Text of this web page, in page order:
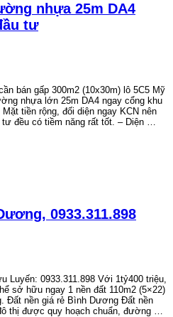
nhựa 25m DA4
tư
bán gấp 300m2 (10x30m) lô 5C5 Mỹ
nhựa lớn 25m DA4 ngay cổng khu
tiền rộng, đối diện ngay KCN nên
tư đều có tiềm năng rất tốt. – Diện …
0933.311.898
Luyến: 0933.311.898 Với 1tỷ400 triệu,
sở hữu ngay 1 nền đất 110m2 (5×22)
Đất nền giá rẻ Bình Dương Đất nền
thị được quy hoạch chuẩn, đường …